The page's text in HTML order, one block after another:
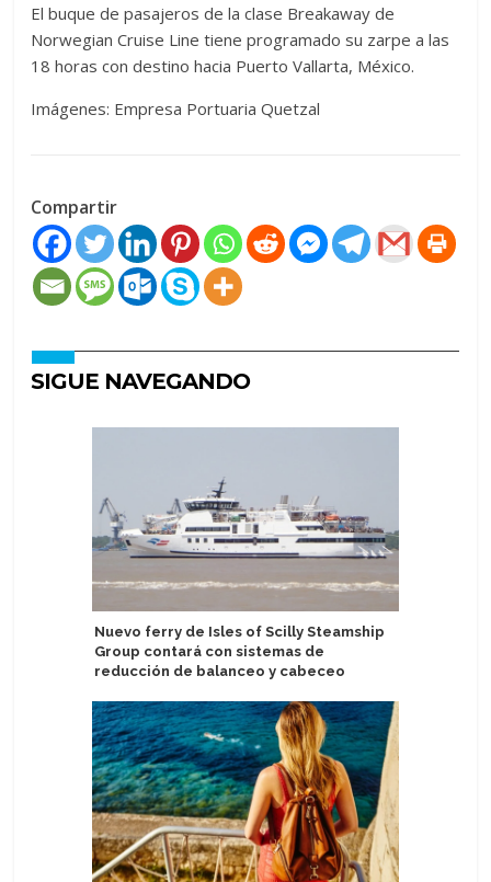
El buque de pasajeros de la clase Breakaway de
Norwegian Cruise Line tiene programado su zarpe a las
18 horas con destino hacia Puerto Vallarta, México.
Imágenes: Empresa Portuaria Quetzal
Compartir
SIGUE NAVEGANDO
Nuevo ferry de Isles of Scilly Steamship
Group contará con sistemas de
reducción de balanceo y cabeceo